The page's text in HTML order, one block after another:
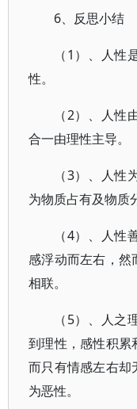
6、反思小结
（1）、人
性。
（2）、人
合一由理性主导。
（3）、人性
为物质占有及物质
（4）、人
感浮动而左右，然
相联。
（5）、人
到理性，感性积累
而只有情感左右却
为恶性。